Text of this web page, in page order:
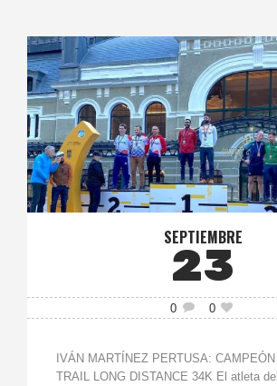
SEPTIEMBRE
23
0 0
IVÁN MARTÍNEZ PERTUSA:
TRAIL LONG DISTANCE 34K El atleta